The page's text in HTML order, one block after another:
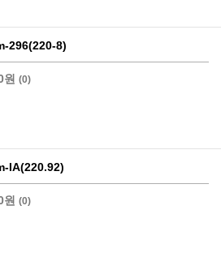
296(220-8)
원 (0)
IA(220.92)
원 (0)